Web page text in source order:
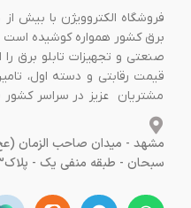
فروشگاه الکتروویژن با بیش
برق کشور همواره کوشیده است
صنعتی و تجهیزات تابلو برق
قیمت رقابتی و دسته اول،
مشتریان عزیز در سراسر کشور
مشهد - میدان صاحب الزمان
سبحان - طبقه منفی یک - پلاک43